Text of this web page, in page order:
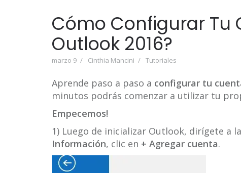
Cómo Configurar Tu
Outlook 2016?
marzo 9 Cinthia Mancini Tutoriales
Aprende paso a paso a configurar tu
minutos podrás comenzar a utilizar tu
Empecemos!
1) Luego de inicializar Outlook, dirígete a
Información, clic en + Agregar cuenta.